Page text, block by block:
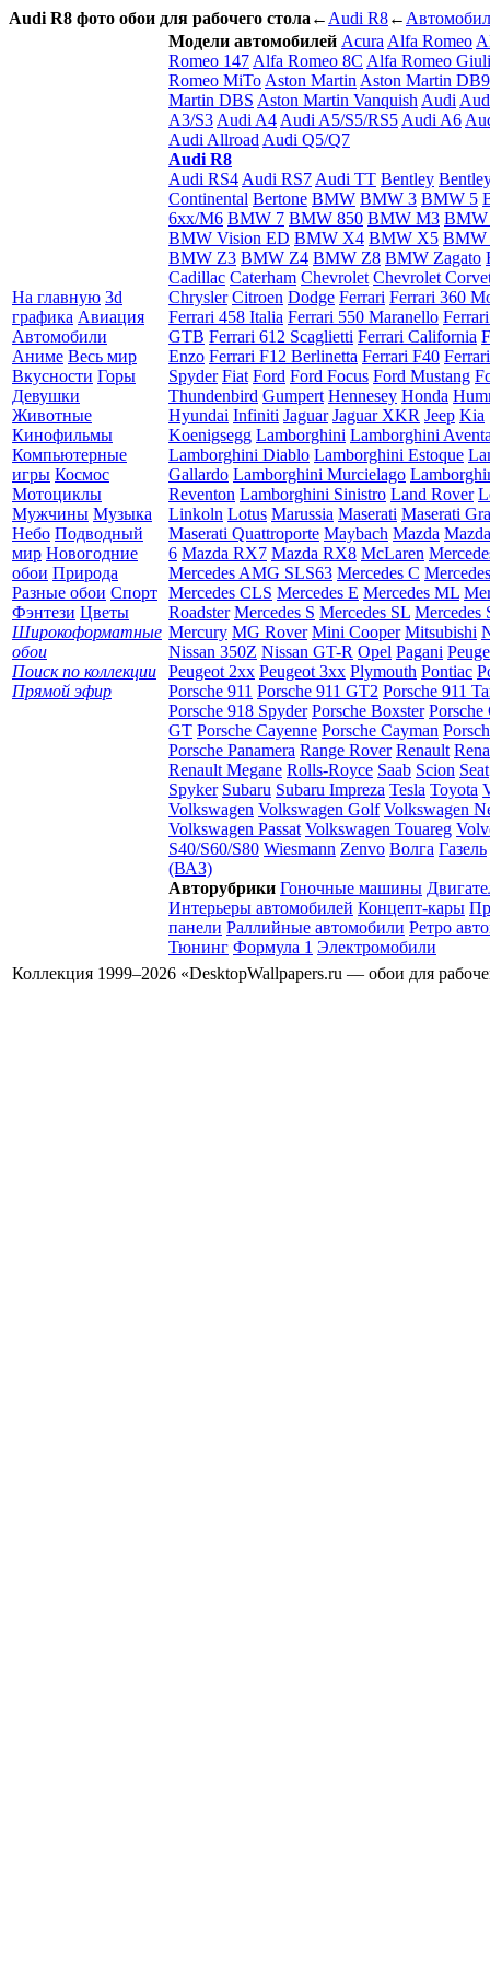
Audi R8 фото обои для рабочего стола ← Audi R8←
На главную 3d
графика Авиация
Автомобили
Аниме Весь мир
Вкусности Горы
Девушки
Животные
Кинофильмы
Компьютерные
игры Космос
Мотоциклы
Мужчины Музыка
Небо Подводный
мир Новогодние
обои Природа
Разные обои Спорт
Фэнтези Цветы
Широкоформатные
обои
Поиск по коллекции
Прямой эфир
Модели автомобилей Acura Alfa Romeo
Romeo 147 Alfa Romeo 8C Alfa Romeo
Romeo MiTo Aston Martin Aston Martin DB9
Martin DBS Aston Martin Vanquish Audi
A3/S3 Audi A4 Audi A5/S5/RS5 Audi A6
Audi Allroad Audi Q5/Q7
Audi R8
Audi RS4 Audi RS7 Audi TT Bentley
Continental Bertone BMW BMW 3 BMW 5
6xx/M6 BMW 7 BMW 850 BMW M3
BMW Vision ED BMW X4 BMW X5 BMW
BMW Z3 BMW Z4 BMW Z8 BMW Zagato
Cadillac Caterham Chevrolet Chevrolet
Chrysler Citroen Dodge Ferrari Ferrari 360
Ferrari 458 Italia Ferrari 550 Maranello
GTB Ferrari 612 Scaglietti Ferrari California
Enzo Ferrari F12 Berlinetta Ferrari F40
Spyder Fiat Ford Ford Focus Ford Mustang
Thundenbird Gumpert Hennesey Honda
Hyundai Infiniti Jaguar Jaguar XKR Jeep Kia
Koenigsegg Lamborghini Lamborghini
Lamborghini Diablo Lamborghini Estoque
Gallardo Lamborghini Murcielago
Reventon Lamborghini Sinistro Land Rover
Linkoln Lotus Marussia Maserati Maserati
Maserati Quattroporte Maybach Mazda
6 Mazda RX7 Mazda RX8 McLaren
Mercedes AMG SLS63 Mercedes C
Mercedes CLS Mercedes E Mercedes ML
Roadster Mercedes S Mercedes SL Mercedes
Mercury MG Rover Mini Cooper Mitsubishi
Nissan 350Z Nissan GT-R Opel Pagani
Peugeot 2xx Peugeot 3xx Plymouth Pontiac
Porsche 911 Porsche 911 GT2 Porsche 911
Porsche 918 Spyder Porsche Boxster Porsche
GT Porsche Cayenne Porsche Cayman
Porsche Panamera Range Rover Renault
Renault Megane Rolls-Royce Saab Scion Seat
Spyker Subaru Subaru Impreza Tesla Toyota
Volkswagen Volkswagen Golf Volkswagen
Volkswagen Passat Volkswagen Touareg
S40/S60/S80 Wiesmann Zenvo Волга Газель
(ВАЗ)
Авторубрики Гоночные машины
Интерьеры автомобилей Концепт-кары
панели Раллийные автомобили Ретро
Тюнинг Формула 1 Электромобили
Коллекция 1999–2026 «DesktopWallpapers.ru — обои для